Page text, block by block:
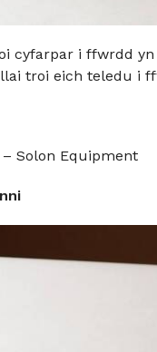
cyfarpar i ffwrdd
troi eich teledu i
Solon Equipment